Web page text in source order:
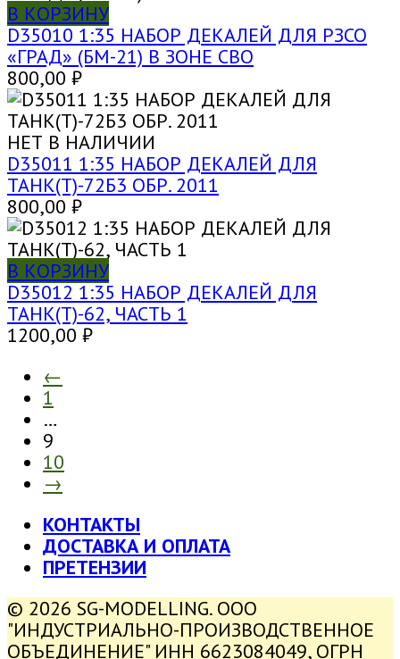
В КОРЗИНУ
D35010 1:35 НАБОР ДЕКАЛЕЙ ДЛЯ РЗСО
«ГРАД» (БМ-21) В ЗОНЕ СВО
800,00 ₽
НЕТ В НАЛИЧИИ
D35011 1:35 НАБОР ДЕКАЛЕЙ ДЛЯ
ТАНК(Т)-72Б3 ОБР. 2011
800,00 ₽
В КОРЗИНУ
D35012 1:35 НАБОР ДЕКАЛЕЙ ДЛЯ
ТАНК(Т)-62, ЧАСТЬ 1
1200,00 ₽
←
1
…
9
10
→
КОНТАКТЫ
ДОСТАВКА И ОПЛАТА
ПРЕТЕНЗИИ
© 2026 SG-MODELLING. ООО
"ИНДУСТРИАЛЬНО-ПРОИЗВОДСТВЕННОЕ
ОБЪЕДИНЕНИЕ" ИНН 6623084049, ОГРН